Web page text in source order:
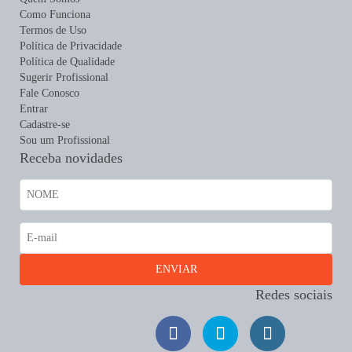
Como Funciona
Termos de Uso
Política de Privacidade
Política de Qualidade
Sugerir Profissional
Fale Conosco
Entrar
Cadastre-se
Sou um Profissional
Receba novidades
Redes sociais